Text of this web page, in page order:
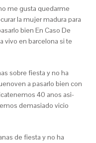
me gusta quedarme
la mujer madura para
bien En Caso De
vivo en barcelona si te
sobre fiesta y no ha
a pasarlo bien con
40 anos asi­
demasiado vicio
de fiesta y no ha